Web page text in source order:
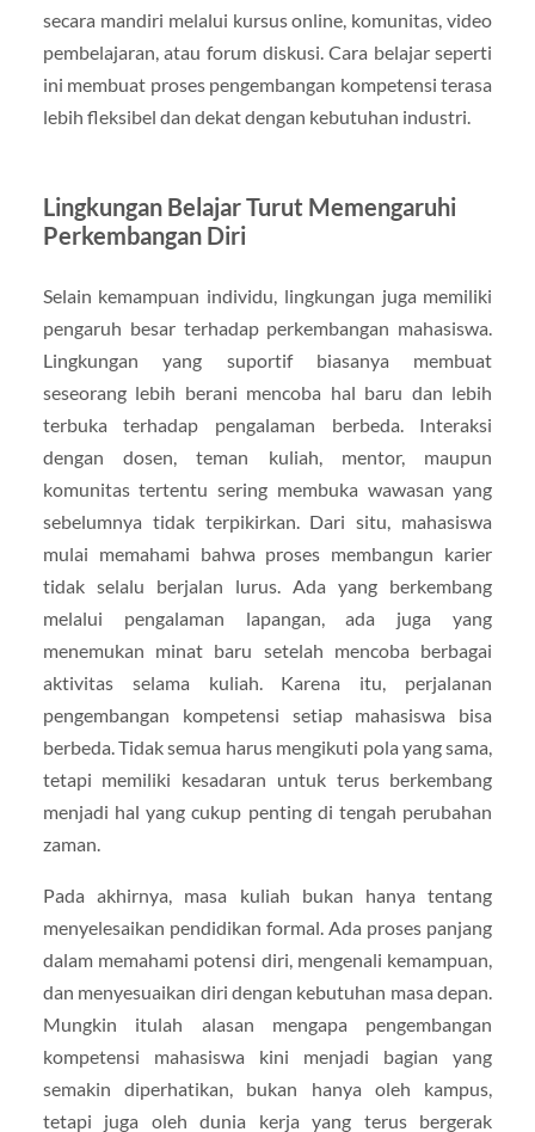
secara mandiri melalui kursus online, komunitas, video
pembelajaran, atau forum diskusi. Cara belajar seperti
ini membuat proses pengembangan kompetensi terasa
lebih fleksibel dan dekat dengan kebutuhan industri.
Lingkungan Belajar Turut Memengaruhi
Perkembangan Diri
Selain kemampuan individu, lingkungan juga memiliki
pengaruh besar terhadap perkembangan mahasiswa.
Lingkungan yang suportif biasanya membuat
seseorang lebih berani mencoba hal baru dan lebih
terbuka terhadap pengalaman berbeda. Interaksi
dengan dosen, teman kuliah, mentor, maupun
komunitas tertentu sering membuka wawasan yang
sebelumnya tidak terpikirkan. Dari situ, mahasiswa
mulai memahami bahwa proses membangun karier
tidak selalu berjalan lurus. Ada yang berkembang
melalui pengalaman lapangan, ada juga yang
menemukan minat baru setelah mencoba berbagai
aktivitas selama kuliah. Karena itu, perjalanan
pengembangan kompetensi setiap mahasiswa bisa
berbeda. Tidak semua harus mengikuti pola yang sama,
tetapi memiliki kesadaran untuk terus berkembang
menjadi hal yang cukup penting di tengah perubahan
zaman.
Pada akhirnya, masa kuliah bukan hanya tentang
menyelesaikan pendidikan formal. Ada proses panjang
dalam memahami potensi diri, mengenali kemampuan,
dan menyesuaikan diri dengan kebutuhan masa depan.
Mungkin itulah alasan mengapa pengembangan
kompetensi mahasiswa kini menjadi bagian yang
semakin diperhatikan, bukan hanya oleh kampus,
tetapi juga oleh dunia kerja yang terus bergerak